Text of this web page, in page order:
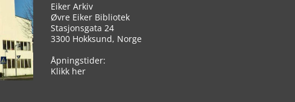
Eiker Arkiv
Øvre Eiker Bibliotek
Stasjonsgata 24
3300 Hokksund, Norge
Åpningstider:
Klikk her